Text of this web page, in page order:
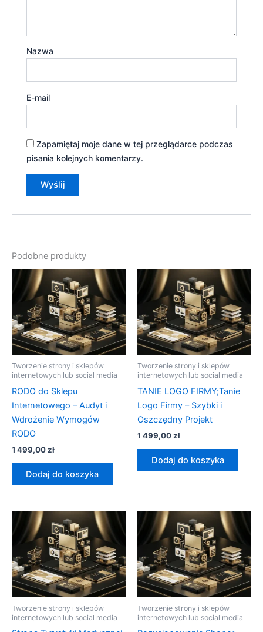
Nazwa
E-mail
Zapamiętaj moje dane w tej przeglądarce podczas
pisania kolejnych komentarzy.
Podobne produkty
Tworzenie strony i sklepów
internetowych lub social media
RODO do Sklepu
Internetowego – Audyt i
Wdrożenie Wymogów
RODO
1 499,00zł
Dodaj do koszyka
Tworzenie strony i sklepów
internetowych lub social media
TANIE LOGO FIRMY;Tanie
Logo Firmy – Szybki i
Oszczędny Projekt
1 499,00zł
Dodaj do koszyka
Tworzenie strony i sklepów
internetowych lub social media
Tworzenie strony i sklepów
internetowych lub social media